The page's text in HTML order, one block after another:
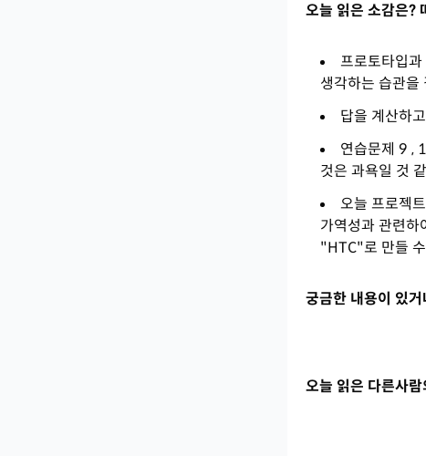
오늘 읽은 소감은?
프로토타입
생각하는 습관을
답을 계산하
연습문제 9 ,
것은 과욕일 것
오늘 프로젝
가역성과 관련
"HTC"로 만들
궁금한 내용이 있
오늘 읽은 다른사